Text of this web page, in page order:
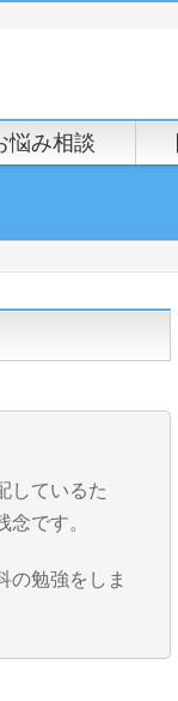
悩み相談
しているた
です。
の勉強をしま